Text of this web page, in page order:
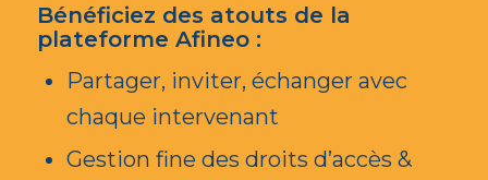
Bénéficiez des atouts de la
plateforme Afineo :
Partager, inviter, échanger avec
chaque intervenant
Gestion fine des droits d’accès &